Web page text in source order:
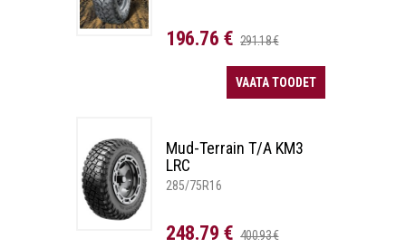
196.76 € 291.18 €
VAATA TOODET
Mud-Terrain T/A KM3
LRC
285/75R16
248.79 € 400.93 €